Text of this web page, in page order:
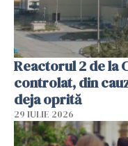
Reactorul 2 de la
controlat, din
deja oprită
29 IULIE 2026